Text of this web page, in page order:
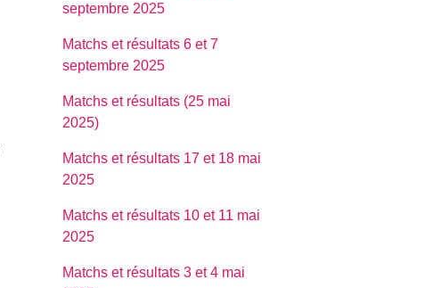
septembre 2025
Matchs et résultats 6 et 7
septembre 2025
Matchs et résultats (25 mai
2025)
Matchs et résultats 17 et 18 mai
2025
Matchs et résultats 10 et 11 mai
2025
Matchs et résultats 3 et 4 mai